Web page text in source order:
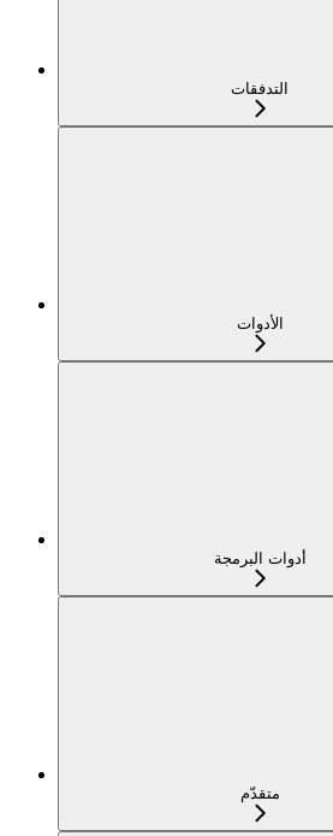
التدفقات
الأدوات
أدوات البرمجة
متقدّم